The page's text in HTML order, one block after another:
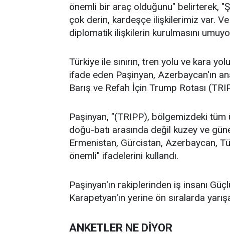
önemli bir araç olduğunu" belirterek,
çok derin, kardeşçe ilişkilerimiz var.
diplomatik ilişkilerin kurulmasını
Türkiye ile sınırın, tren yolu ve kara
ifade eden Paşinyan, Azerbaycan'ın
Barış ve Refah İçin Trump Rotası
Paşinyan, "(TRIPP), bölgemizdeki tüm
doğu-batı arasında değil kuzey ve
Ermenistan, Gürcistan, Azerbaycan,
önemli" ifadelerini kullandı.
Paşinyan'ın rakiplerinden iş insanı
Karapetyan'ın yerine ön sıralarda
ANKETLER NE DİYOR